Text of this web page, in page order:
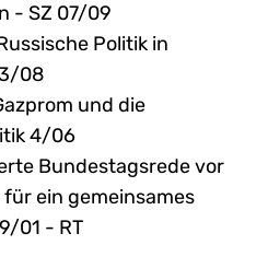
- SZ 07/09
Politik in
08
und die
4/06
Bundestagsrede vor
ein gemeinsames
01 - RT